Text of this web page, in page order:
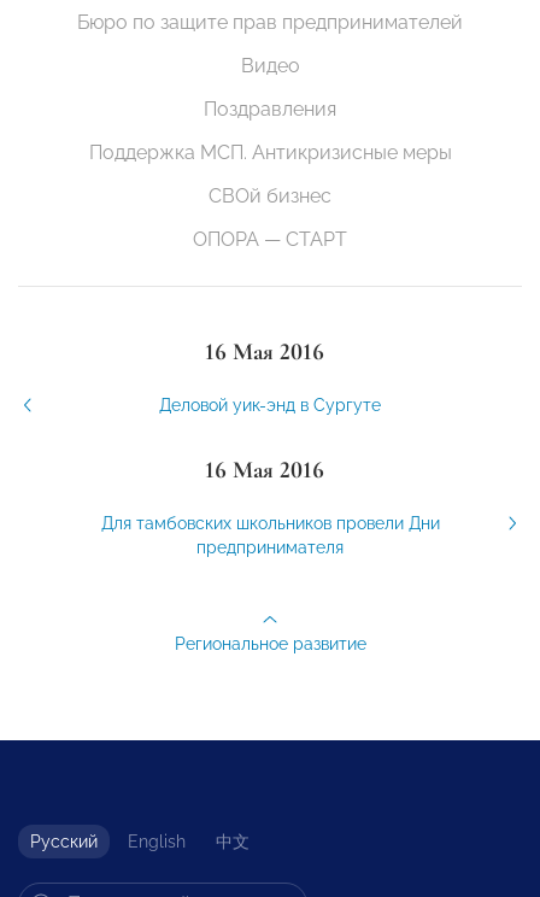
Бюро по защите прав предпринимателей
Видео
Поздравления
Поддержка МСП. Антикризисные меры
СВОй бизнес
ОПОРА — СТАРТ
16 Мая 2016
Деловой уик-энд в Сургуте
16 Мая 2016
Для тамбовских школьников провели Дни
предпринимателя
Региональное развитие
Русский English 中文